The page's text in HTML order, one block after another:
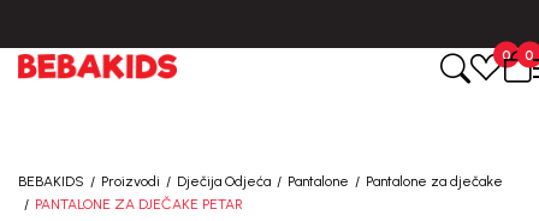
0 0
BEBAKIDS Proizvodi Dječija Odjeća Pantalone
Pantalone za dječake
PANTALONE ZA DJEČAKE PETAR